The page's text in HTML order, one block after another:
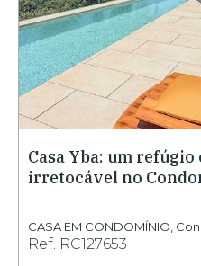
Casa Yba: um
irretocável no
CASA EM CONDOMÍNIO
Ref. RC127653